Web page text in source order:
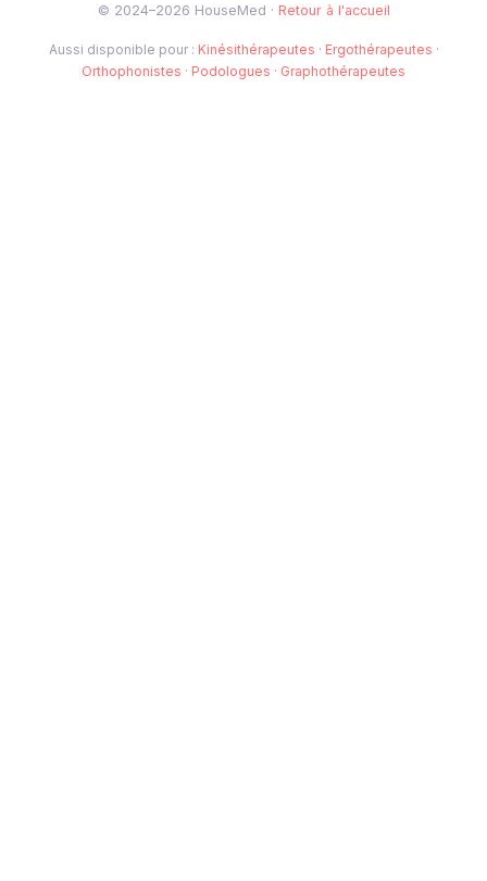
© 2024–2026 HouseMed · Retour à l'accueil
Aussi disponible pour : Kinésithérapeutes · Ergothérapeutes ·
Orthophonistes · Podologues · Graphothérapeutes